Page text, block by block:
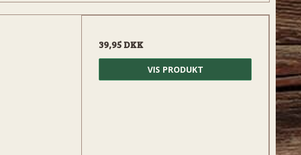
39,95 DKK
VIS PRODUKT